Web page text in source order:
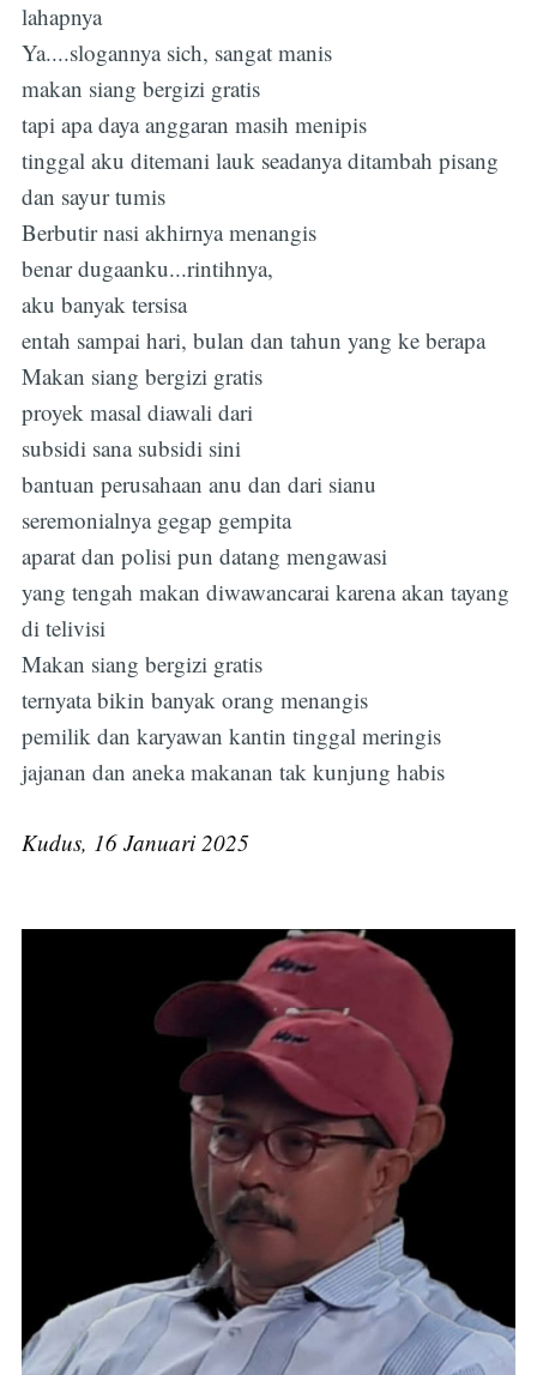
lahapnya
Ya....slogannya sich, sangat manis
makan siang bergizi gratis
tapi apa daya anggaran masih menipis
tinggal aku ditemani lauk seadanya ditambah pisang
dan sayur tumis
Berbutir nasi akhirnya menangis
benar dugaanku...rintihnya,
aku banyak tersisa
entah sampai hari, bulan dan tahun yang ke berapa
Makan siang bergizi gratis
proyek masal diawali dari
subsidi sana subsidi sini
bantuan perusahaan anu dan dari sianu
seremonialnya gegap gempita
aparat dan polisi pun datang mengawasi
yang tengah makan diwawancarai karena akan tayang
di telivisi
Makan siang bergizi gratis
ternyata bikin banyak orang menangis
pemilik dan karyawan kantin tinggal meringis
jajanan dan aneka makanan tak kunjung habis
Kudus, 16 Januari 2025